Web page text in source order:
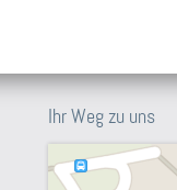
Ihr Weg zu uns